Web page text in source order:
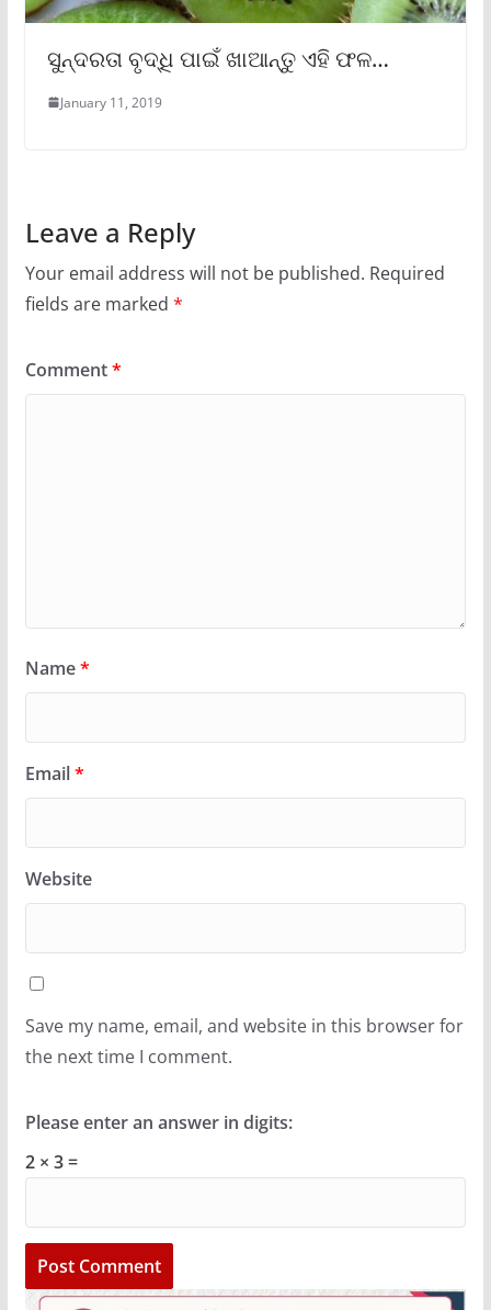
ସୁନ୍ଦରତା ବୃଦ୍ଧି ପାଇଁ ଖାଆନ୍ତୁ ଏହି ଫଳ…
January 11, 2019
Leave a Reply
Your email address will not be published. Required
fields are marked *
Comment*
Name*
Email*
Website
Save my name, email, and website in this browser for
the next time I comment.
Please enter an answer in digits:
2 × 3 =